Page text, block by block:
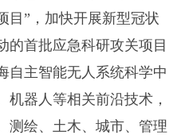
目”，加快开展新型冠状
的首批应急科研攻关项目
自主智能无人系统科学中
机器人等相关前沿技术，
测绘、土木、城市、管理